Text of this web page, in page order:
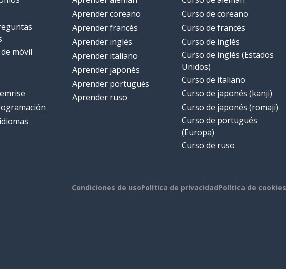
móvil
Aprender coreano
Aprender francés
Aprender inglés
Aprender italiano
Aprender japonés
Aprender portugués
Aprender ruso
Curso de coreano
Curso de francés
Curso de inglés
Curso de inglés (Estados
Unidos)
Curso de italiano
Curso de japonés (kanji)
Curso de japonés (romaji)
Curso de portugués
(Europa)
Curso de ruso
Condiciones de usoPolítica de privacidadPolítica de cookies